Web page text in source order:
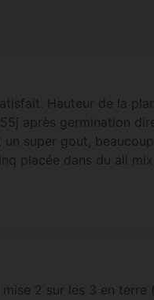
Hauteur de la
après germination
super gout,
placée dans du all
mise 2 sur les 3 en